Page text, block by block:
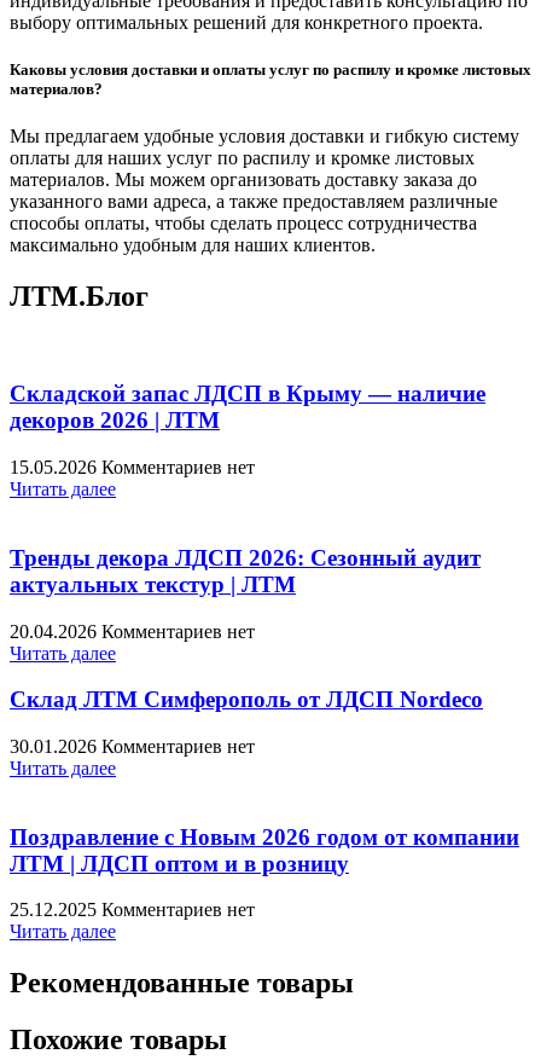
выбору оптимальных решений для конкретного проекта.
Каковы условия доставки и оплаты услуг по распилу и кромке листовых
материалов?
Мы предлагаем удобные условия доставки и гибкую систему
оплаты для наших услуг по распилу и кромке листовых
материалов. Мы можем организовать доставку заказа до
указанного вами адреса, а также предоставляем различные
способы оплаты, чтобы сделать процесс сотрудничества
максимально удобным для наших клиентов.
ЛТМ.Блог
Складской запас ЛДСП в Крыму — наличие
декоров 2026 | ЛТМ
15.05.2026 Комментариев нет
Читать далее
Тренды декора ЛДСП 2026: Сезонный аудит
актуальных текстур | ЛТМ
20.04.2026 Комментариев нет
Читать далее
Склад ЛТМ Симферополь от ЛДСП Nordeco
30.01.2026 Комментариев нет
Читать далее
Поздравление с Новым 2026 годом от компании
ЛТМ | ЛДСП оптом и в розницу
25.12.2025 Комментариев нет
Читать далее
Рекомендованные товары
Похожие товары